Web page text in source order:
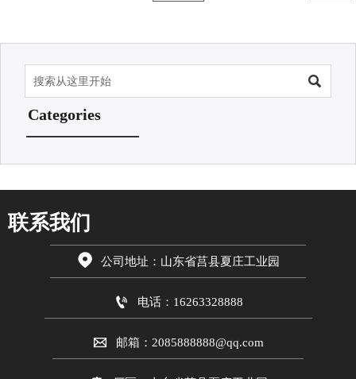

Categories
联系我们
 公司地址：山东省莒县夏庄工业园
 电话：16263328888
 邮箱：2085888888@qq.com